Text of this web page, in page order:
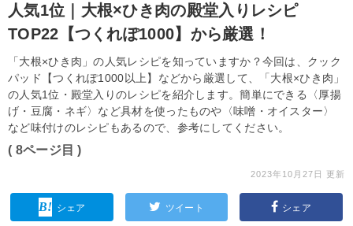
人気1位｜大根×ひき肉の殿堂入りレシピ
TOP22【つくれぽ1000】から厳選！
「大根×ひき肉」の人気レシピを知っていますか？今回は、クック
パッド【つくれぽ1000以上】などから厳選して、「大根×ひき肉」
の人気1位・殿堂入りのレシピを紹介します。簡単にできる〈厚揚
げ・豆腐・ネギ〉など具材を使ったものや〈味噌・オイスター〉
など味付けのレシピもあるので、参考にしてください。
( 8ページ目 )
2023年10月27日 更新
シェア ツイート シェア